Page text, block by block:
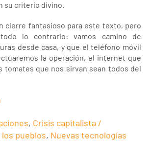
su criterio divino.
cierre fantasioso para este texto, pero
lo contrario: vamos camino de
desde casa, y que el teléfono móvil
la operación, el internet que
tomates que nos sirvan sean todos del
, Crisis capitalista /
pueblos, Nuevas tecnologías